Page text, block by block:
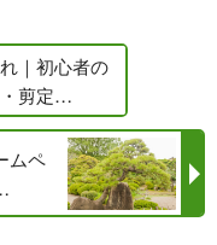
｜初心者の
剪定…
ムペ